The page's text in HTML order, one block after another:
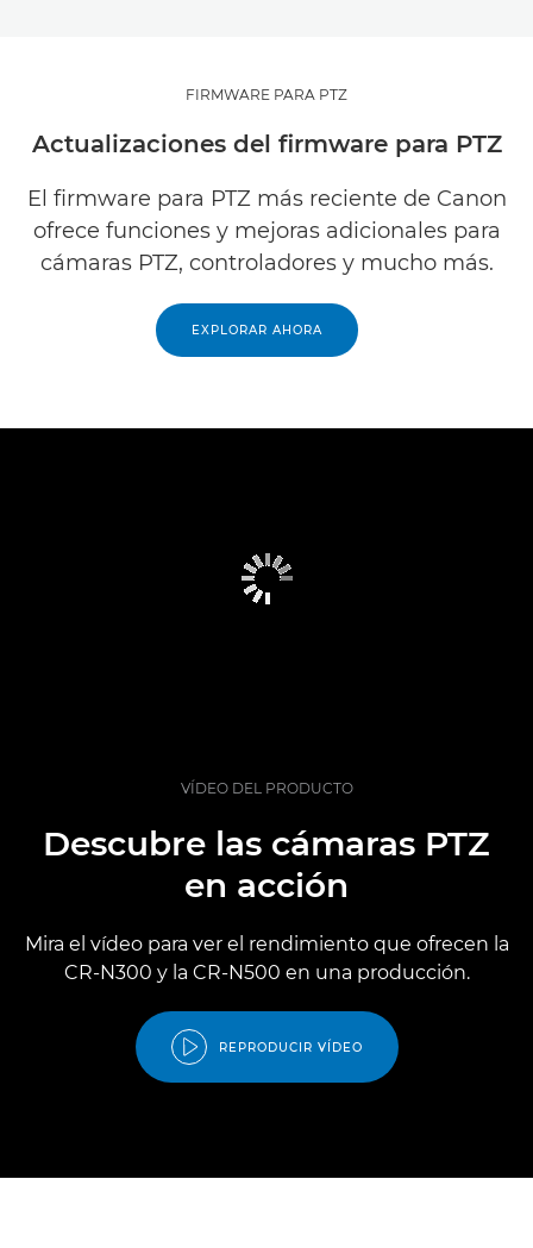
FIRMWARE PARA PTZ
Actualizaciones del firmware para PTZ
El firmware para PTZ más reciente de Canon
ofrece funciones y mejoras adicionales para
cámaras PTZ, controladores y mucho más.
EXPLORAR AHORA
VÍDEO DEL PRODUCTO
Descubre las cámaras PTZ
en acción
Mira el vídeo para ver el rendimiento que ofrecen la
CR-N300 y la CR-N500 en una producción.
REPRODUCIR VÍDEO